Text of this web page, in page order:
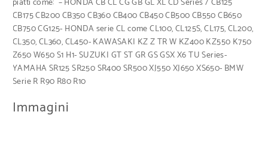
piatti come: – HONDA CB CL CG GB GL XL CD Series / CB125
CB175 CB200 CB350 CB360 CB400 CB450 CB500 CB550 CB650
CB750 CG125- HONDA serie CL come CL100, CL125S, CL175, CL200,
CL350, CL360, CL450- KAWASAKI KZ Z TR W KZ400 KZ550 K750
Z650 W650 S1 H1- SUZUKI GT ST GR GS GSX X6 TU Series-
YAMAHA SR125 SR250 SR400 SR500 XJ550 XJ650 XS650- BMW
Serie R R90 R80 R10
Immagini